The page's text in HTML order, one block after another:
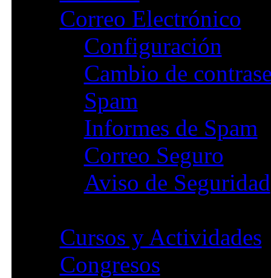
Correo Electrónico
Configuración
Cambio de
Spam
Informes de Spam
Correo Seguro
Aviso de Seguridad
Cursos y Actividades
Congresos